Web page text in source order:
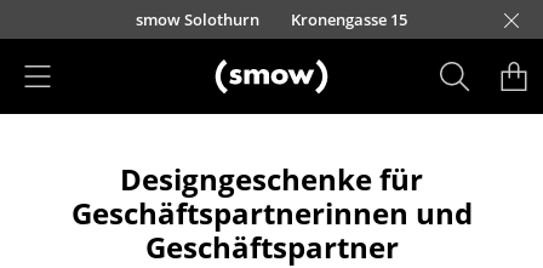
Direkt zum Inhaltsmow Solothurn Kronengasse 15
Sitzmöbel
Esszimmerstühle
Designgeschenke für
Geschäftspartnerinnen und
Geschäftspartner